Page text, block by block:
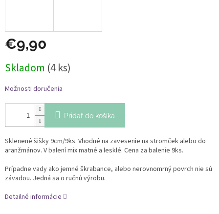
€9,90
cena:
Skladom (4 ks)
Možnosti doručenia
Pridať do košíka
Sklenené šišky 9cm/9ks. Vhodné na zavesenie na stromček alebo do
aranžmánov. V balení mix matné a lesklé. Cena za balenie 9ks.
Prípadne vady ako jemné škrabance, alebo nerovnomrný povrch nie sú
závadou. Jedná sa o ručnú výrobu.
Detailné informácie